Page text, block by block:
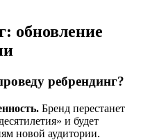
обновление
ребрендинг?
Бренд перестанет
и будет
новой аудитории.